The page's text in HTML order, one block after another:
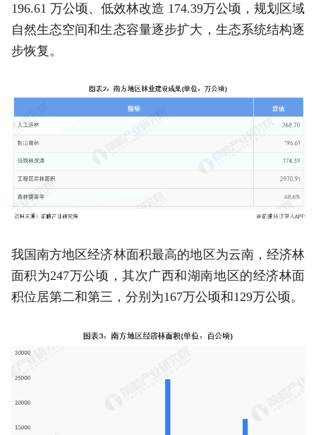
196.61 万公顷、低效林改造 174.39万公顷，规划区域
自然生态空间和生态容量逐步扩大，生态系统结构逐
步恢复。
我国南方地区经济林面积最高的地区为云南，经济林
面积为247万公顷，其次广西和湖南地区的经济林面
积位居第二和第三，分别为167万公顷和129万公顷。